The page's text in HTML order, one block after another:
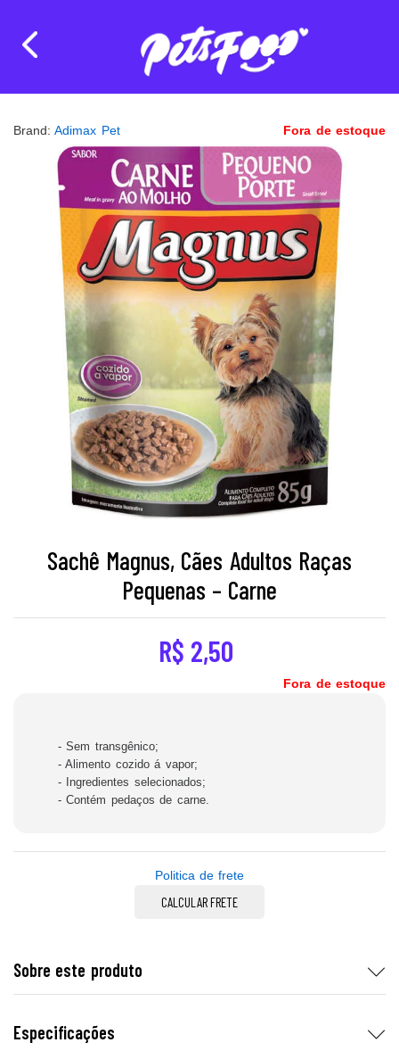
Brand:Adimax Pet Fora de estoque
Sachê Magnus, Cães Adultos Raças
Pequenas – Carne
R$ 2,50
Fora de estoque
- Sem transgênico;
- Alimento cozido á vapor;
- Ingredientes selecionados;
- Contém pedaços de carne.
Politica de frete
CALCULAR FRETE
Sobre este produto
Especificações